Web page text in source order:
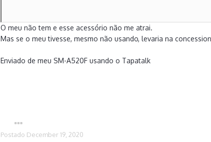
O meu não tem e esse acessório não me atrai.
Mas se o meu tivesse, mesmo não usando, levaria na
Enviado de meu SM-A520F usando o Tapatalk
Postado December 19, 2020